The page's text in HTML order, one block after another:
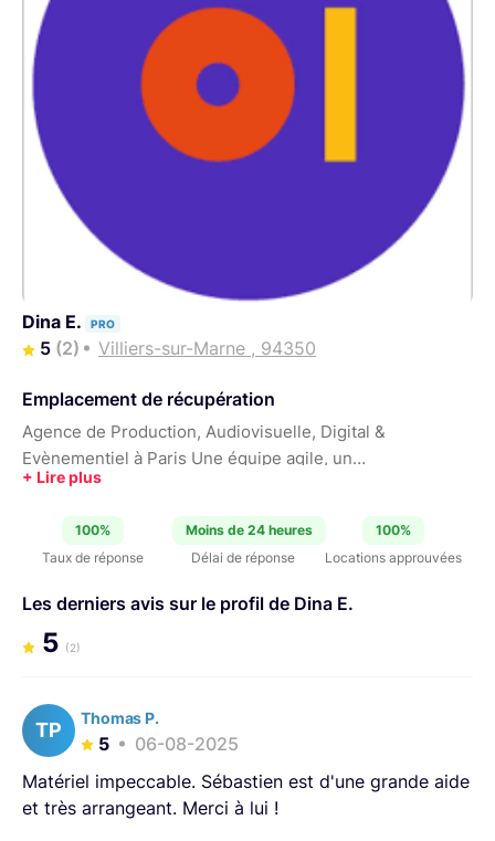
Dina E. PRO
5 (2) Villiers-sur-Marne , 94350
Emplacement de récupération
Agence de Production, Audiovisuelle, Digital &
Evènementiel à Paris Une équipe agile, un
accompagnement de A à Z, des expériences inoubliables
séminaires, production digitale innovante, conception de
plateau TV, vidéo mapping, scénographie immersive :
nous travaillons sans cesse à dépasser pour vous les
cadres artistiques ou techniques.
100%
Taux de réponse
Moins de 24 heures
Délai de réponse
100%
Locations approuvées
Les derniers avis sur le profil de Dina E.
5 (2)
TP
Thomas P.
5
06-08-2025
Matériel impeccable. Sébastien est d'une grande aide
et très arrangeant. Merci à lui !